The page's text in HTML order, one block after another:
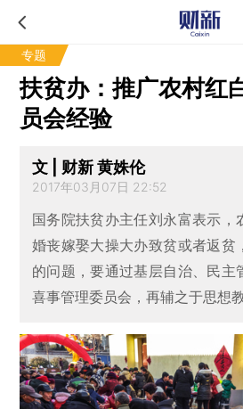
专题
扶贫办：推广农村红
员会经验
文 | 财新 黄姝伦
2017年03月07日 22:52
国务院扶贫办主任刘永富表示，
婚丧嫁娶大操大办致贫或者返贫
的问题，要通过基层自治、民主
喜事管理委员会，再辅之于思想